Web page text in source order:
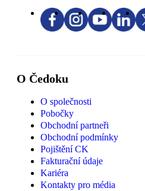
O Čedoku
O společnosti
Pobočky
Obchodní partneři
Obchodní podmínky
Pojištění CK
Fakturační údaje
Kariéra
Kontakty pro média